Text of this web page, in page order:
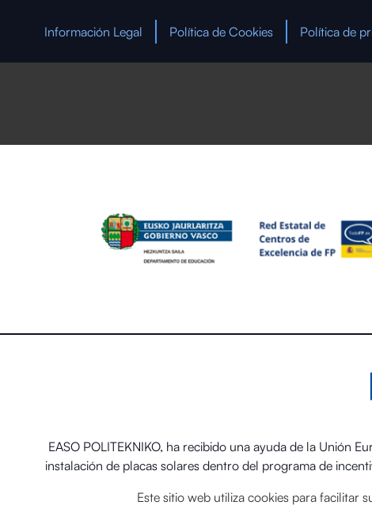
Información Legal Política de Cookies Política de
EASO POLITEKNIKO, ha recibido una ayuda de la Unión
instalación de placas solares dentro del programa de
Este sitio web utiliza cookies para facilitar